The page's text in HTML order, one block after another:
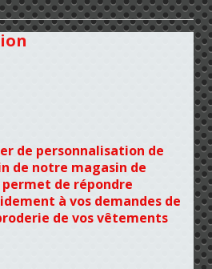
de personnalisation de
de notre magasin de
permet de répondre
à vos demandes de
de vos vêtements